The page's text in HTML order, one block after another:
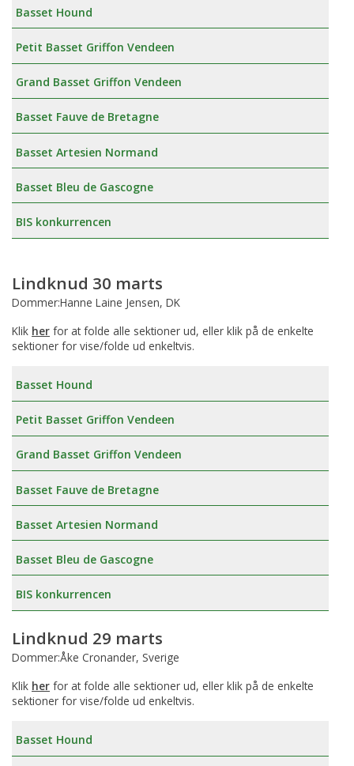
Basset Hound
Petit Basset Griffon Vendeen
Grand Basset Griffon Vendeen
Basset Fauve de Bretagne
Basset Artesien Normand
Basset Bleu de Gascogne
BIS konkurrencen
Lindknud 30 marts
Dommer:Hanne Laine Jensen, DK
Klik her for at folde alle sektioner ud, eller klik på de enkelte
sektioner for vise/folde ud enkeltvis.
Basset Hound
Petit Basset Griffon Vendeen
Grand Basset Griffon Vendeen
Basset Fauve de Bretagne
Basset Artesien Normand
Basset Bleu de Gascogne
BIS konkurrencen
Lindknud 29 marts
Dommer:Åke Cronander, Sverige
Klik her for at folde alle sektioner ud, eller klik på de enkelte
sektioner for vise/folde ud enkeltvis.
Basset Hound